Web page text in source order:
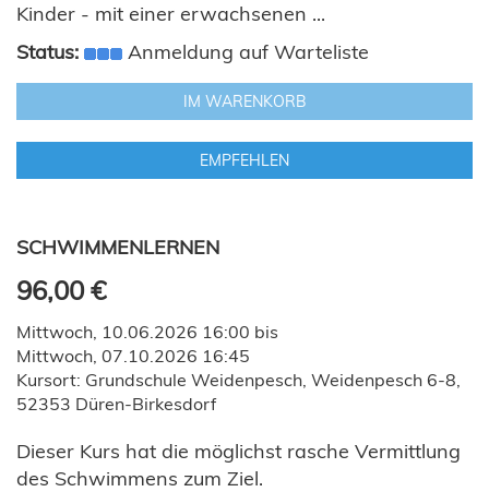
Kinder - mit einer erwachsenen ...
Status:
Anmeldung auf Warteliste
IM WARENKORB
EMPFEHLEN
SCHWIMMENLERNEN
96,00 €
Mittwoch, 10.06.2026 16:00 bis
Mittwoch, 07.10.2026 16:45
Kursort: Grundschule Weidenpesch, Weidenpesch 6-8,
52353 Düren-Birkesdorf
Dieser Kurs hat die möglichst rasche Vermittlung
des Schwimmens zum Ziel.